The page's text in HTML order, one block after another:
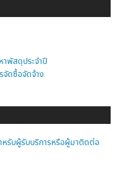
าพัสดุประจำปี
จัดซื้อจัดจ้าง
หรับผู้รับบริการหรือผู้มาติดต่อ